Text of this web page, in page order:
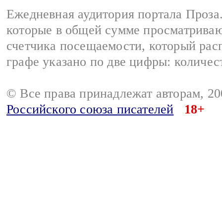
Ежедневная аудитория портала
которые в общей сумме
счетчика посещаемости, который
графе указано по две цифры:
© Все права принадлежат авторам,
Российского союза писателей
18+